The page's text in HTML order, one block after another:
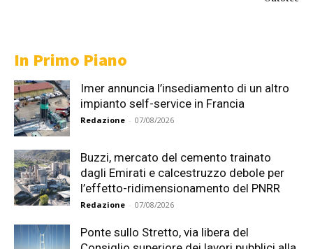
In Primo Piano
Imer annuncia l’insediamento di un altro
impianto self-service in Francia
Redazione - 07/08/2026
Buzzi, mercato del cemento trainato
dagli Emirati e calcestruzzo debole per
l’effetto-ridimensionamento del PNRR
Redazione - 07/08/2026
Ponte sullo Stretto, via libera del